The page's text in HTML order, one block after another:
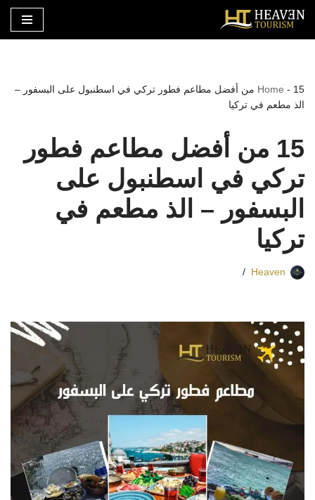
تخطى
Home -
15 من أفضل مطاعم فطور تركي في اسطنبول على البسفور –
الذ مطعم في تركيا
15 من أفضل مطاعم فطور
تركي في اسطنبول على
البسفور – الذ مطعم في
تركيا
Heaven